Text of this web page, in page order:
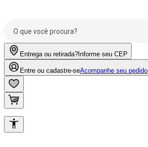
Entrega ou retirada? Informe seu CEP
Entre ou cadastre-seAcompanhe seu pedido